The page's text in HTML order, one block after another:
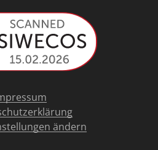
ändern